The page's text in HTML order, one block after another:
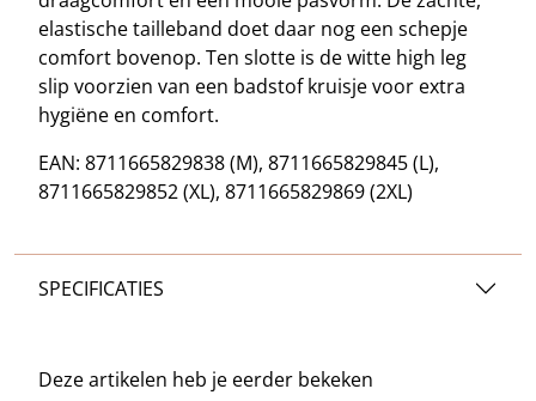
elastische tailleband doet daar nog een schepje
comfort bovenop. Ten slotte is de witte high leg
slip voorzien van een badstof kruisje voor extra
hygiëne en comfort.
EAN: 8711665829838 (M), 8711665829845 (L),
8711665829852 (XL), 8711665829869 (2XL)
SPECIFICATIES
Deze artikelen heb je eerder bekeken